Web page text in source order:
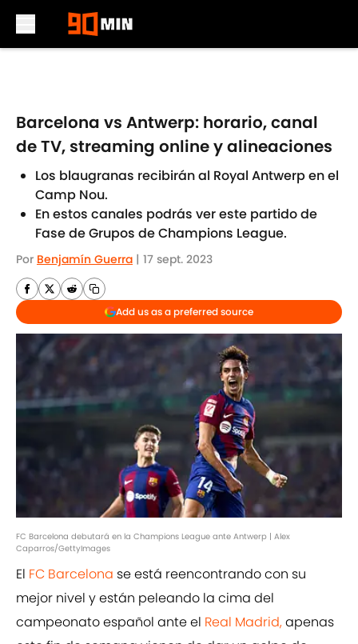
Barcelona vs Antwerp: horario, canal
de TV, streaming online y alineaciones
Los blaugranas recibirán al Royal Antwerp en el
Camp Nou.
En estos canales podrás ver este partido de
Fase de Grupos de Champions League.
Por Benjamín Guerra | 17 sept. 2023
Add us as a preferred source
FC Barcelona debutará en la Champions League ante Antwerp | Alex
Caparros/GettyImages
El FC Barcelona se está reencontrando con su
mejor nivel y están peleando la cima del
campeonato español ante el Real Madrid,apenas